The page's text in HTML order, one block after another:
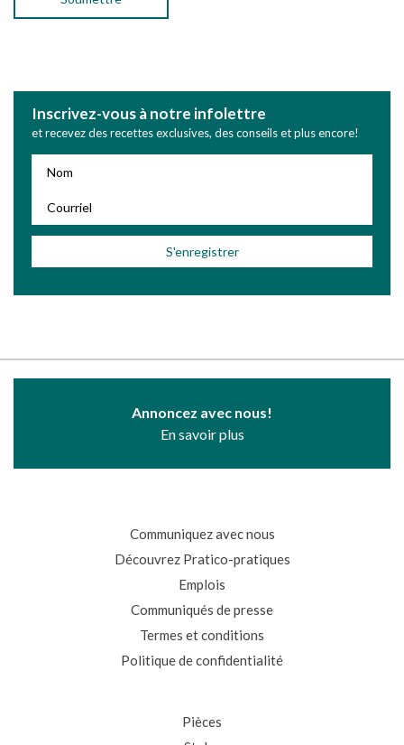
Inscrivez-vous à notre infolettre
et recevez des recettes exclusives, des conseils et plus encore!
Annoncez avec nous!
En savoir plus
Communiquez avec nous
Découvrez Pratico-pratiques
Emplois
Communiqués de presse
Termes et conditions
Politique de confidentialité
Pièces